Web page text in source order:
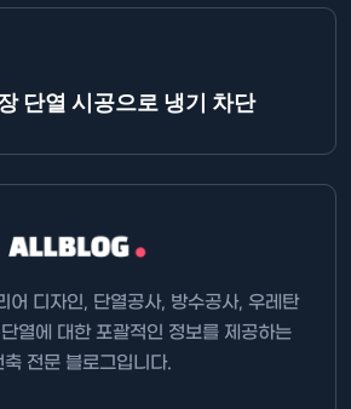
단열 시공으로 냉기 차단
어 디자인, 단열공사, 방수공사, 우레탄
열에 대한 포괄적인 정보를 제공하는
축 전문 블로그입니다.